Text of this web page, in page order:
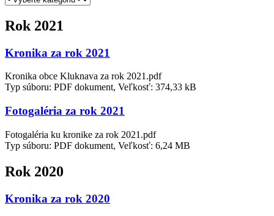
Rok 2021
Kronika za rok 2021
Kronika obce Kluknava za rok 2021.pdf
Typ súboru: PDF dokument, Veľkosť: 374,33 kB
Fotogaléria za rok 2021
Fotogaléria ku kronike za rok 2021.pdf
Typ súboru: PDF dokument, Veľkosť: 6,24 MB
Rok 2020
Kronika za rok 2020